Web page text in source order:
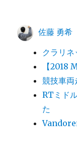
佐藤 勇希
クラリネ
【2018
競技車両
RTミド
た